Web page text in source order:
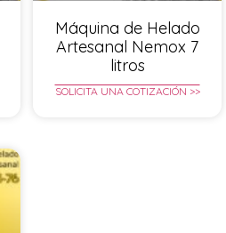
Máquina de Helado
Artesanal Nemox 7
litros
SOLICITA UNA COTIZACIÓN >>